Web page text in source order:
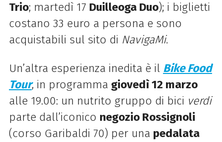
Trio; martedì 17 Duilleoga Duo); i biglietti
costano 33 euro a persona e sono
acquistabili sul sito di NavigaMi.
Un’altra esperienza inedita è il Bike Food
Tour, in programma giovedì 12 marzo
alle 19.00: un nutrito gruppo di bici verdi
parte dall’iconico negozio Rossignoli
(corso Garibaldi 70) per una pedalata